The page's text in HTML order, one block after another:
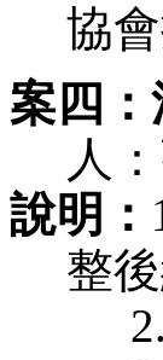
協
案四
人
說明：
整
2.